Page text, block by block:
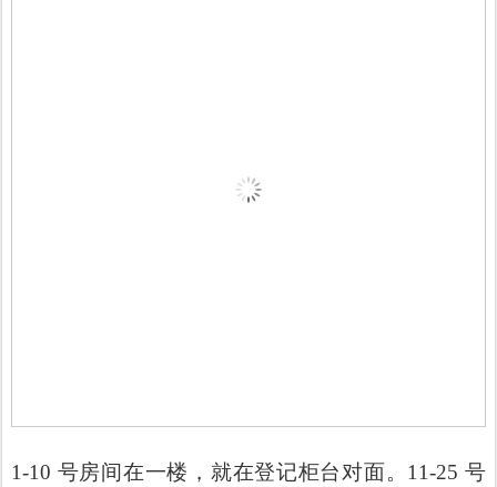
1-10 号房间在一楼，就在登记柜台对面。11-25 号